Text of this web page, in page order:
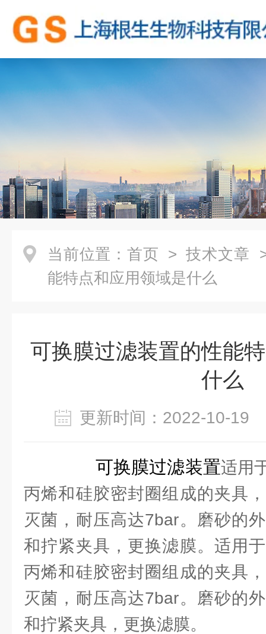
当前位置： 首页 > 技术文章
能特点和应用领域是什么
可换膜过滤装置的性能
什么
更新时间：2022-10-
可换膜过滤装置适用
丙烯和硅胶密封圈组成的夹具
灭菌，耐压高达7bar。磨砂的
和拧紧夹具，更换滤膜。适用
丙烯和硅胶密封圈组成的夹具
灭菌，耐压高达7bar。磨砂的
和拧紧夹具，更换滤膜。